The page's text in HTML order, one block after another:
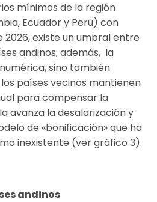
mínimos de la región
Ecuador y Perú) con
2026, existe un umbral entre
andinos; además, la
sino también
países vecinos mantienen
para compensar la
avanza la desalarización y
de «bonificación» que ha
inexistente (ver gráfico 3).
andinos